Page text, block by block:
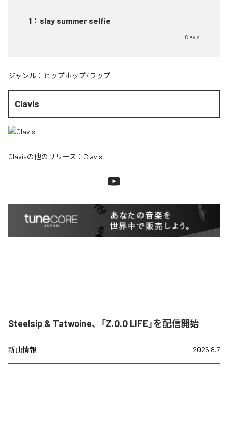
1 ： slay summer selfie
Clavis
ジャンル： ヒップホップ/ラップ
Clavis
Clavisの他のリリース： Clavis
Steelsip & Tatwoine、「Z.O.O LIFE」を配信開始
新曲情報 2026.8.7